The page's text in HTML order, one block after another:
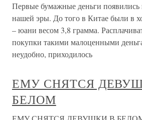
Первые бумажные деньги появились
нашей эры. До того в Китае были в
– юани весом 3,8 грамма.
покупки такими малоценными
неудобно, приходилось
ЕМУ СНЯТСЯ
БЕЛОМ